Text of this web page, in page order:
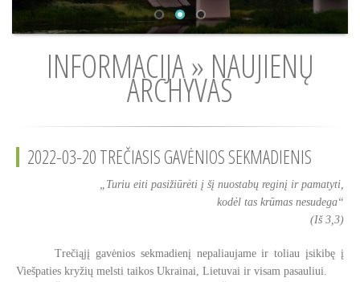
INFORMACIJA » NAUJIENŲ
ARCHYVAS
2022-03-20 TREČIASIS GAVĖNIOS SEKMADIENIS
„Turiu eiti pasižiūrėti į šį nuostabų reginį ir pamatyti,
kodėl tas krūmas nesudega“
(Iš 3,3)
Trečiąjį gavėnios sekmadienį nepaliaujame ir toliau įsikibę į
Viešpaties kryžių melsti taikos Ukrainai, Lietuvai ir visam pasauliui.